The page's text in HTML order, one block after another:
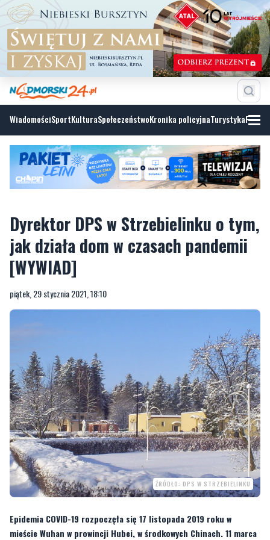
WiadomościSportKulturaSpołeczeństwoKronika policyjnaTurystyka
Dyrektor DPS w Strzebielinku o tym,
jak działa dom w czasach pandemii
[WYWIAD]
piątek, 29 stycznia 2021, 18:10
ŹRÓDŁO: DPS W STRZEBIELINKU
Epidemia COVID-19 rozpoczęła się 17 listopada 2019 roku w
mieście Wuhan w prowincji Hubei, w środkowych Chinach. 11 marca